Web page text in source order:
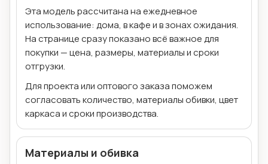
Эта модель рассчитана на ежедневное
использование: дома, в кафе и в зонах ожидания.
На странице сразу показано всё важное для
покупки — цена, размеры, материалы и сроки
отгрузки.
Для проекта или оптового заказа поможем
согласовать количество, материалы обивки, цвет
каркаса и сроки производства.
Материалы и обивка